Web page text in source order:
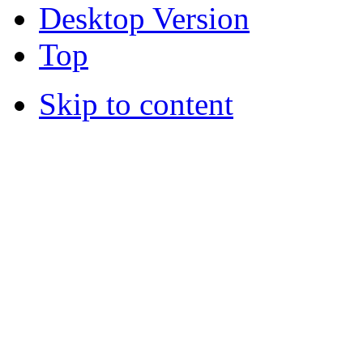
Desktop Version
Top
Skip to content